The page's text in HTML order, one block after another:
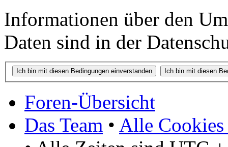
Informationen über den
Daten sind in der
Foren-Übersicht
Das Team • Alle Cookies